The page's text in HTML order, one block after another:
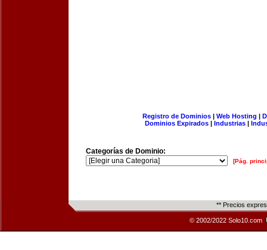
Registro de Dominios| Web Hosting |
Dominios Expirados | Industrias |
Categorías de Dominio:
[Pág.
** Precios
© 2002/2022 Solo10.com